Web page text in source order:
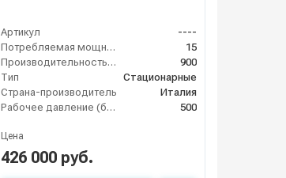
Артикул
----
Потребляемая мощность (кВт)
15
Производительность (л/ч)
900
Тип
Стационарные
Страна-производитель
Италия
Рабочее давление (бар)
500
Цена
426 000 руб.